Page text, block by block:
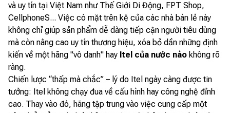
và uy tín tại Việt Nam như Thế Giới Di Động, FPT Shop,
CellphoneS... Việc có mặt trên kệ của các nhà bán lẻ này
không chỉ giúp sản phẩm dễ dàng tiếp cận người tiêu dùng
mà còn nâng cao uy tín thương hiệu, xóa bỏ dần những định
kiến về một hãng "vô danh" hay Itel của nước nào không rõ
ràng.
Chiến lược “thấp mà chắc” – lý do Itel ngày càng được tin
tưởng: Itel không chạy đua về cấu hình hay công nghệ đỉnh
cao. Thay vào đó, hãng tập trung vào việc cung cấp một